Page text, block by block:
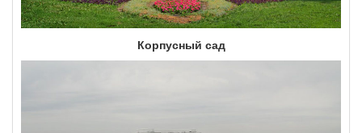
Корпусный сад